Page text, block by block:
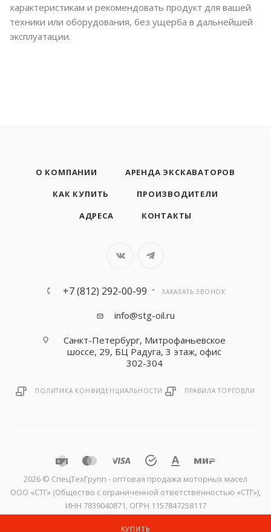
КУПИТЬ
характеристикам и рекомендовать продукт для вашей
техники или оборудования, без ущерба в дальнейшей
эксплуатации.
О КОМПАНИИ
АРЕНДА ЭКСКАВАТОРОВ
КАК КУПИТЬ
ПРОИЗВОДИТЕЛИ
АДРЕСА
КОНТАКТЫ
+7 (812) 292-00-99 ЗАКАЗАТЬ ЗВОНОК
info@stg-oil.ru
Санкт-Петербург, Митрофаньевское
шоссе, 29, БЦ Радуга, 3 этаж, офис
302-304
ПОЛИТИКА КОНФИДЕНЦИАЛЬНОСТИ ПРАВИЛА ТОРГОВЛИ
2026 © CпецТехГрупп - оптовая продажа моторных масел
ООО «СТГ» (Общество с ограниченной ответственностью «СТГ»),
ИНН 7839040871, ОГРН 1157847258117